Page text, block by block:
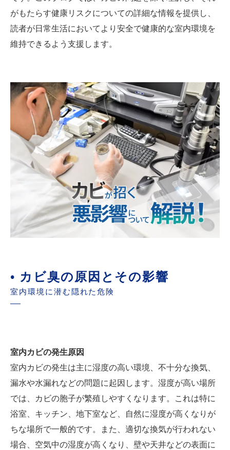
がもたらす健康リスクについての詳細な情報を提供し、
読者が日常生活においてより安全で健康的な室内環境を
維持できるよう支援します。
• カビ臭の原因とその影響
室内環境に潜む隠れた危険
室内カビの発生原因
室内カビの発生は主に湿度の高い環境、不十分な換気、
漏水や水漏れなどの問題に起因します。湿度が高い場所
では、カビの胞子が繁殖しやすくなります。これは特に
浴室、キッチン、地下室など、自然に湿度が高くなりが
ちな場所で一般的です。また、適切な換気が行われない
場合、空気中の湿度が高くなり、壁や天井などの表面に